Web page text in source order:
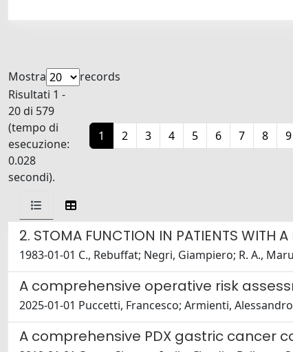
Mostra
records
Risultati 1 -
20 di 579
(tempo di
esecuzione:
0.028
secondi).
1 2 3 4 5 6 7 8 9
2. STOMA FUNCTION IN PATIENTS WITH
1983-01-01 C., Rebuffat; Negri, Giampiero; R. A.,
A comprehensive operative risk
2025-01-01 Puccetti, Francesco; Armienti,
A comprehensive PDX gastric cancer